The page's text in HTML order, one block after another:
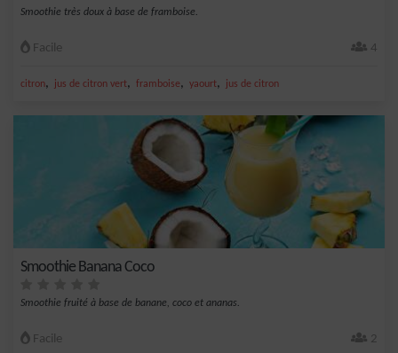
Smoothie très doux à base de framboise.
Facile 4
citron, jus de citron vert, framboise, yaourt, jus de citron
Smoothie Banana Coco
Smoothie fruité à base de banane, coco et ananas.
Facile 2